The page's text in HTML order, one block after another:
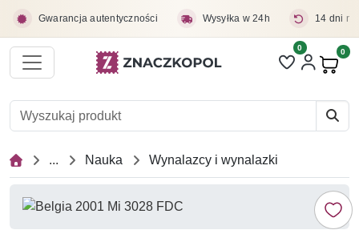
Gwarancja autentyczności Wysyłka w 24h 14 dni
Liczba pozycji
0 0
... Nauka Wynalazcy i wynalazki